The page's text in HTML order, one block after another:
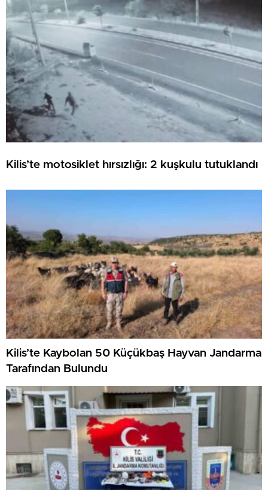
Kilis’te motosiklet hırsızlığı: 2 kuşkulu tutuklandı
Kilis’te Kaybolan 50 Küçükbaş Hayvan Jandarma
Tarafından Bulundu